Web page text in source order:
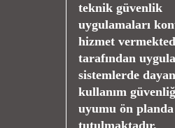
teknik güvenlik
uygulamaları
hizmet
tarafından
sistemlerde
kullanım
uyumu ön planda
tutulmaktadır.